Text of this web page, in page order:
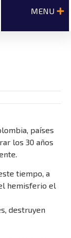
países
los 30 años
tiempo, a
hemisferio el
destruyen